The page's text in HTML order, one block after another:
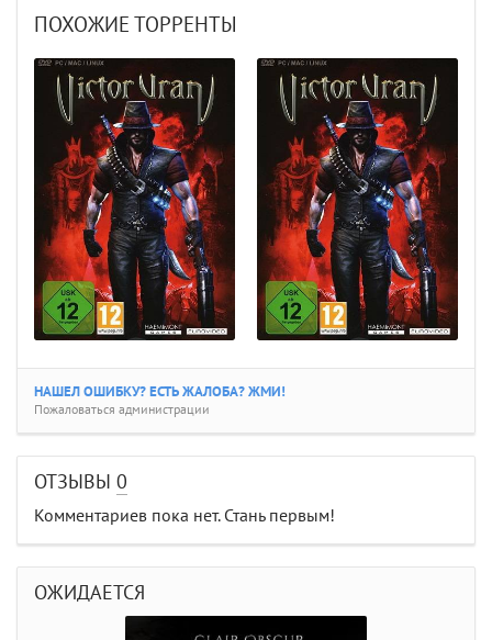
ПОХОЖИЕ ТОРРЕНТЫ
НАШЕЛ ОШИБКУ? ЕСТЬ ЖАЛОБА? ЖМИ!
Пожаловаться администрации
ОТЗЫВЫ 0
Комментариев пока нет. Стань первым!
ОЖИДАЕТСЯ